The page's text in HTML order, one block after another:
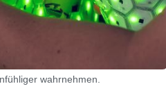
wahrnehmen.